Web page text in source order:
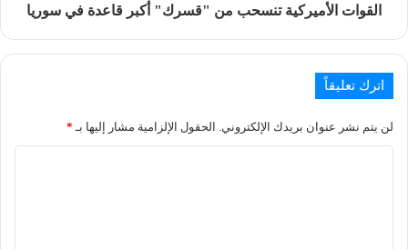
القوات الأميركية تنسحب من "قسرك" أكبر قاعدة في سوريا
اترك تعليقاً
لن يتم نشر عنوان بريدك الإلكتروني. الحقول الإلزامية مشار إليها بـ *